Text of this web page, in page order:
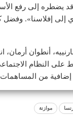
يضطره إلى رفع
إلى إفلاسنا».
أنطوان أرمان،
النظام
من المساهمات
موازنة